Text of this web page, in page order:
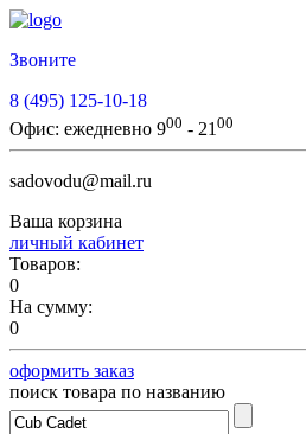
Звоните
8 (495) 125-10-18
Офис: ежедневно 900 - 21 00
sadovodu@mail.ru
Ваша корзина
личный кабинет
Товаров:
0
На сумму:
0
оформить заказ
поиск товара по названию